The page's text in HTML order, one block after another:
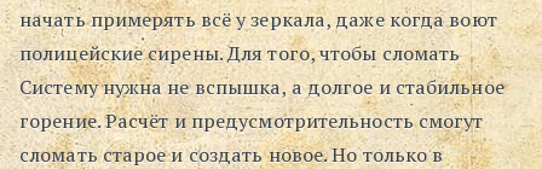
начать примерять всё у зеркала, даже когда воют
полицейские сирены. Для того, чтобы сломать
Систему нужна не вспышка, а долгое и стабильное
горение. Расчёт и предусмотрительность смогут
сломать старое и создать новое. Но только в